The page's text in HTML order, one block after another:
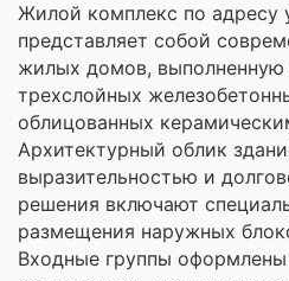
Жилой комплекс по адресу
представляет собой
жилых домов,
трехслойных
облицованных
Архитектурный облик
выразительностью и
решения включают
размещения наружных
Входные группы